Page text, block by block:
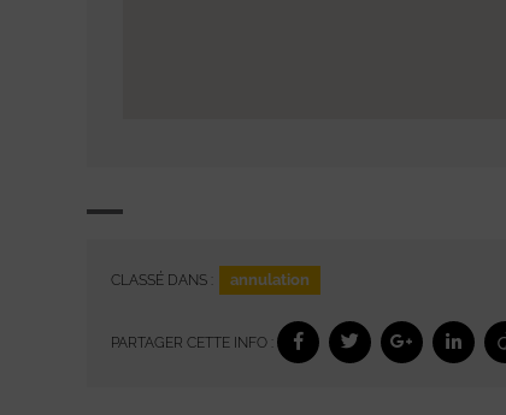
CLASSÉ DANS : annulation
PARTAGER CETTE INFO :